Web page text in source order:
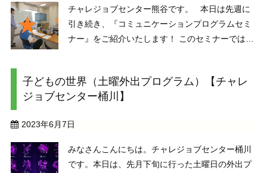
チャレジョブセンター熊谷です。 本日は先週に
引き続き、『コミュニケーションプログラムセミ
ナー』をご紹介いたします！ このセミナーでは、
きます。先週は、『苦情を受けた時の対応』と ...
子どもの世界（土曜外出プログラム）【チャレ
ジョブセンター桶川】
2023年6月7日
みなさんこんにちは。チャレジョブセンター桶川
です。本日は、先月下旬に行った土曜日の外出プ